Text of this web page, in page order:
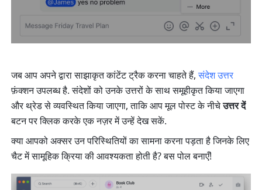
जब आप अपने द्वारा साझाकृत कांटेंट ट्रैक करना चाहते हैं, संदेशउत्तर
फ़ंक्शन उपलब्ध है. संदेशों को उनके उत्तरों के साथ समूहीकृत किया जाएगा
और थ्रेड से व्यवस्थित किया जाएगा, ताकि आप मूल पोस्ट के नीचे उत्तर दें
बटन पर क्लिक करके एक नज़र में उन्हें देख सकें.
क्या आपको अक्सर उन परिस्थितियों का सामना करना पड़ता है जिनके लिए
चैट में सामूहिक क्रिया की आवश्यकता होती है? बस पोल बनाएँ!